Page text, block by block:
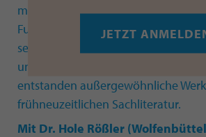
modern anmutende Wege. Zugleich
Furttenbach wie kaum ein anderer
seine Abhandlungen mit dem
und den Mitgliedern seiner Familie
entstanden außergewöhnliche
frühneuzeitlichen Sachliteratur.
Mit Dr. Hole Rößler
JETZT